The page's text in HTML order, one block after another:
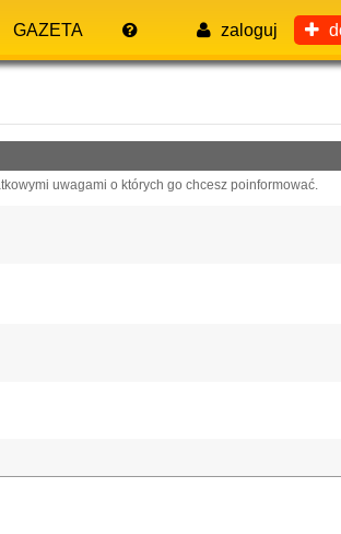
GAZETA zaloguj
uwagami o których go chcesz poinformować.